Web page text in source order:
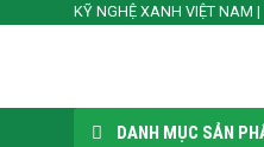
KỸ NGHỆ XANH VIỆT NAM |
DANH MỤC SẢN